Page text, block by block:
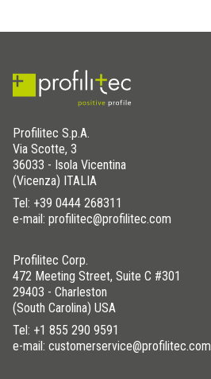
Profilitec S.p.A.
Via Scotte, 3
36033 - Isola Vicentina
(Vicenza) ITALIA
Tel: +39 0444 268311
e-mail: profilitec@profilitec.com
Profilitec Corp.
472 Meeting Street, Suite C #301
29403 - Charleston
(South Carolina) USA
Tel: +1 855 290 9591
e-mail: customerservice@profilitec.com